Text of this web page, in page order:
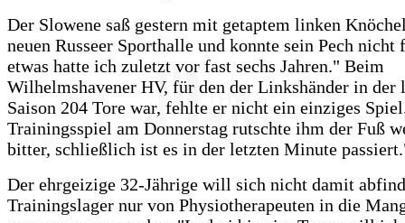
Der Slowene saß gestern mit getaptem linken
neuen Russeer Sporthalle und konnte sein Pech nicht
etwas hatte ich zuletzt vor fast sechs Jahren." Beim
Wilhelmshavener HV, für den der Linkshänder in der
Saison 204 Tore war, fehlte er nicht ein einziges
Trainingsspiel am Donnerstag rutschte ihm der Fuß
bitter, schließlich ist es in der letzten Minute
Der ehrgeizige 32-Jährige will sich nicht damit
Trainingslager nur von Physiotherapeuten in die